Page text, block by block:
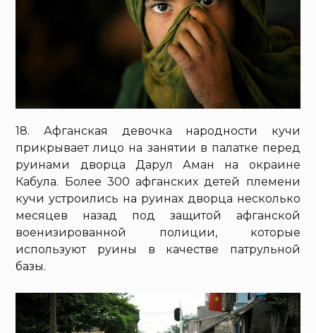
18. Афганская девочка народности кучи
прикрывает лицо на занятии в палатке перед
руинами дворца Дарул Аман на окраине
Кабула. Более 300 афганских детей племени
кучи устроились на руинах дворца несколько
месяцев назад под защитой афганской
военизированной полиции, которые
используют руины в качестве патрульной
базы.